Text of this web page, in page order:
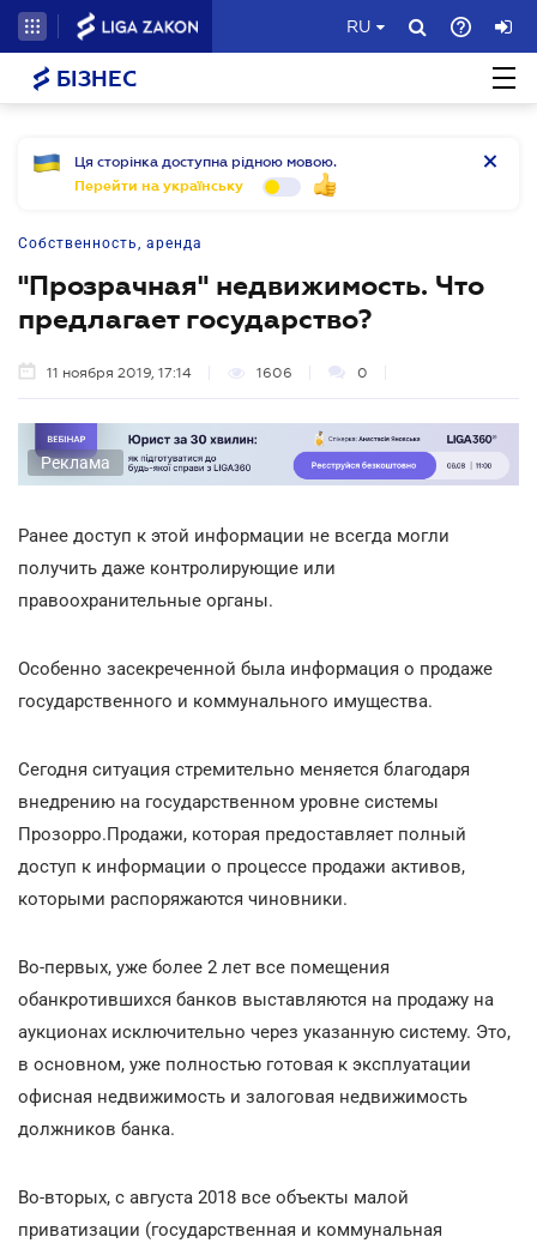
RU
БІЗНЕС
Ця сторінка доступна рідною мовою.
Перейти на українську
Собственность, аренда
"Прозрачная" недвижимость. Что
предлагает государство?
11 ноября 2019, 17:14 1606 0
Реклама
Ранее доступ к этой информации не всегда могли
получить даже контролирующие или
правоохранительные органы.
Особенно засекреченной была информация о продаже
государственного и коммунального имущества.
Сегодня ситуация стремительно меняется благодаря
внедрению на государственном уровне системы
Прозорро.Продажи, которая предоставляет полный
доступ к информации о процессе продажи активов,
которыми распоряжаются чиновники.
Во-первых, уже более 2 лет все помещения
обанкротившихся банков выставляются на продажу на
аукционах исключительно через указанную систему. Это,
в основном, уже полностью готовая к эксплуатации
офисная недвижимость и залоговая недвижимость
должников банка.
Во-вторых, с августа 2018 все объекты малой
приватизации (государственная и коммунальная